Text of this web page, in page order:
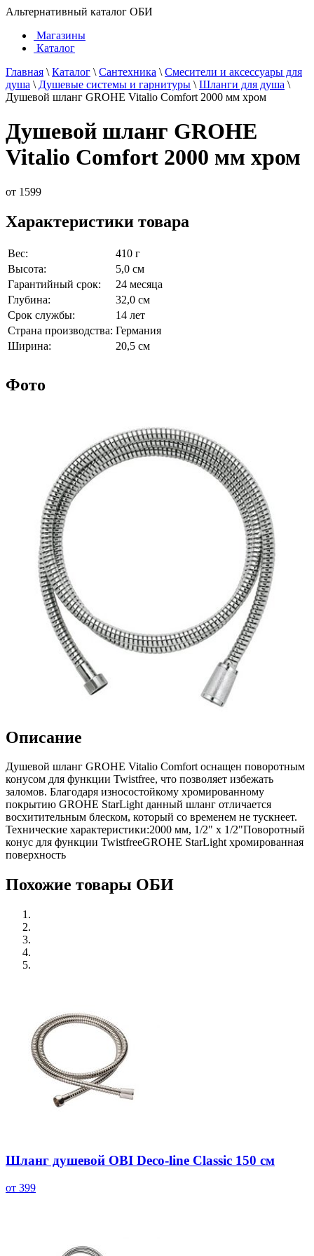
Альтернативный каталог ОБИ
Магазины
Каталог
Главная \ Каталог \ Сантехника \ Смесители и аксессуары для
душа \ Душевые системы и гарнитуры \ Шланги для душа \
Душевой шланг GROHE Vitalio Comfort 2000 мм хром
Душевой шланг GROHE
Vitalio Comfort 2000 мм хром
от 1599
Характеристики товара
Вес:
410 г
Высота:
5,0 см
Гарантийный срок:
24 месяца
Глубина:
32,0 см
Срок службы:
14 лет
Страна производства: Германия
Ширина:
20,5 см
Фото
Описание
Душевой шланг GROHE Vitalio Comfort оснащен поворотным
конусом для функции Twistfree, что позволяет избежать
заломов. Благодаря износостойкому хромированному
покрытию GROHE StarLight данный шланг отличается
восхитительным блеском, который со временем не тускнеет.
Технические характеристики:2000 мм, 1/2" x 1/2"Поворотный
конус для функции TwistfreeGROHE StarLight хромированная
поверхность
Похожие товары ОБИ
Шланг душевой OBI Deco-line Classic 150 см
от 399